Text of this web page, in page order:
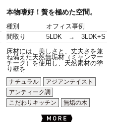
本物嗜好！贅を極めた空間。
種別
オフィス事例
間取り
5LDK → 3LDK+S
床材には、美しさと、丈夫さを兼
ね備えた天然無垢材（ミャンマー
チーク）を使用し、天然素材の塗
り壁を...
ナチュラル
アジアンテイスト
アンティーク調
こだわりキッチン
無垢の木